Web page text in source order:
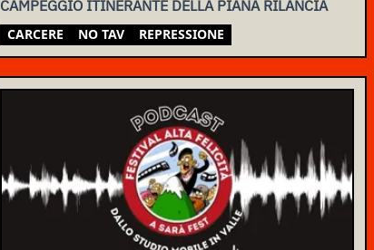
CAMPEGGIO ITINERANTE DELLA PIANA RILANCIA
CARCERE NO TAV REPRESSIONE